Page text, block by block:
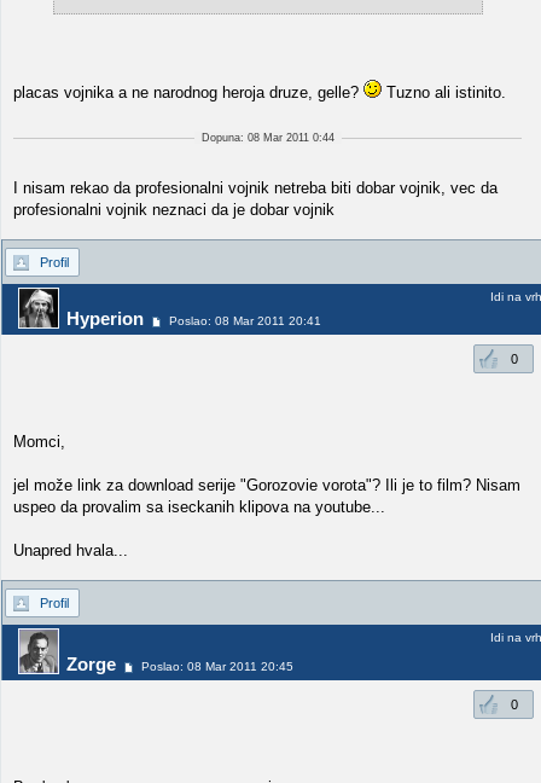
placas vojnika a ne narodnog heroja druze, gelle? Tuzno ali istinito.
Dopuna: 08 Mar 2011 0:44
I nisam rekao da profesionalni vojnik netreba biti dobar vojnik, vec da
profesionalni vojnik neznaci da je dobar vojnik
Profil
Hyperion Poslao: 08 Mar 2011 20:41
Idi na vrh
0
Momci,
jel može link za download serije "Gorozovie vorota"? Ili je to film? Nisam
uspeo da provalim sa iseckanih klipova na youtube...
Unapred hvala...
Profil
Zorge Poslao: 08 Mar 2011 20:45
Idi na vrh
0